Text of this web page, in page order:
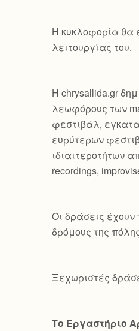
Η κυκλοφορία θα
λειτουργίας του.
Η chrysallida.gr
λεωφόρους των
φεστιβάλ,
ευρύτερων
ιδιαιτεροτήτων
recordings,
Οι δράσεις
δρόμους της
Ξεχωριστές
Το Εργαστήριο